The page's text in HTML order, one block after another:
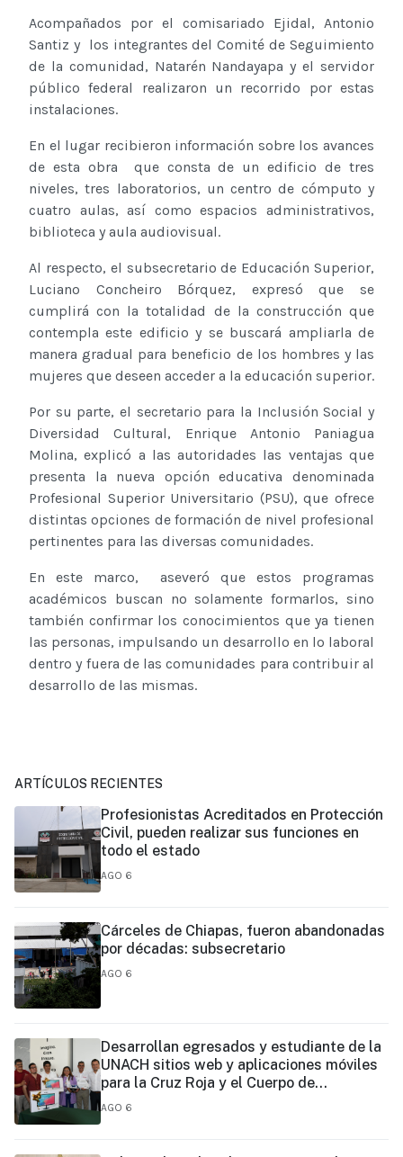
Acompañados por el comisariado Ejidal, Antonio
Santiz y los integrantes del Comité de Seguimiento
de la comunidad, Natarén Nandayapa y el servidor
público federal realizaron un recorrido por estas
instalaciones.
En el lugar recibieron información sobre los avances
de esta obra que consta de un edificio de tres
niveles, tres laboratorios, un centro de cómputo y
cuatro aulas, así como espacios administrativos,
biblioteca y aula audiovisual.
Al respecto, el subsecretario de Educación Superior,
Luciano Concheiro Bórquez, expresó que se
cumplirá con la totalidad de la construcción que
contempla este edificio y se buscará ampliarla de
manera gradual para beneficio de los hombres y las
mujeres que deseen acceder a la educación superior.
Por su parte, el secretario para la Inclusión Social y
Diversidad Cultural, Enrique Antonio Paniagua
Molina, explicó a las autoridades las ventajas que
presenta la nueva opción educativa denominada
Profesional Superior Universitario (PSU), que ofrece
distintas opciones de formación de nivel profesional
pertinentes para las diversas comunidades.
En este marco, aseveró que estos programas
académicos buscan no solamente formarlos, sino
también confirmar los conocimientos que ya tienen
las personas, impulsando un desarrollo en lo laboral
dentro y fuera de las comunidades para contribuir al
desarrollo de las mismas.
ARTÍCULOS RECIENTES
Profesionistas Acreditados en Protección
Civil, pueden realizar sus funciones en
todo el estado
AGO 6
Cárceles de Chiapas, fueron abandonadas
por décadas: subsecretario
AGO 6
Desarrollan egresados y estudiante de la
UNACH sitios web y aplicaciones móviles
para la Cruz Roja y el Cuerpo de
Bomberos de Tapachula
AGO 6